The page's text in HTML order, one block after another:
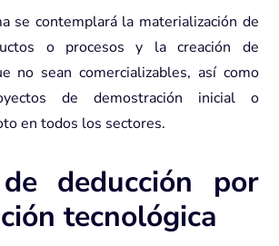
se contemplará la materialización de
o procesos y la creación de
no sean comercializables, así como
de demostración inicial o
en todos los sectores.
deducción por
tecnológica